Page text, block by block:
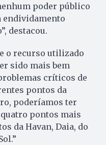
poder público
endividamento
destacou.
o recurso utilizado
sido mais bem
críticos de
pontos da
poderíamos ter
pontos mais
da Havan, Daia, do